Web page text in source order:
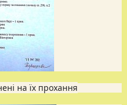
на їх прохання